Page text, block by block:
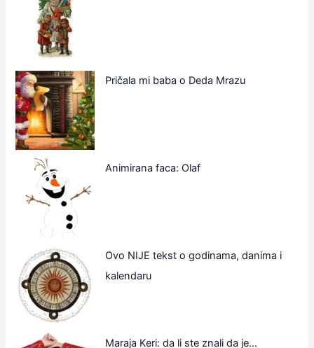
Pričala mi baba o Deda Mrazu
Animirana faca: Olaf
Ovo NIJE tekst o godinama, danima i
kalendaru
Maraja Keri: da li ste znali da je…